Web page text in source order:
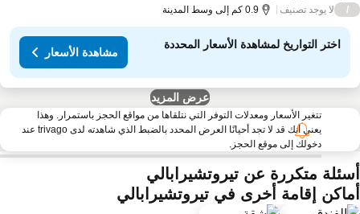
لا يوجد تصنيف 0.9 كم إلى وسط المدينة
اختر التواريخ لمشاهدة الأسعار المحددة
مشاهدة الأسعار
عرض المزيد
تتغير الأسعار ومعدلات التوفر التي نتلقاها من مواقع الحجز باستمرار. وهذا
يعني أنك قد لا تجد أحيانًا العرض المحدد بالضبط الذي شاهدته لدى trivago عند
دخولك إلى موقع الحجز.
متكررة عن تيروتشيرابالي
إقامة أخرى في تيروتشيرابالي